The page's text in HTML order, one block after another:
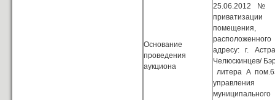
Основание
проведения
аукциона
25.06.2012 №
приватизации
помещения,
адресу: г.
Челюскинцев/
литера А
управления
муниципального